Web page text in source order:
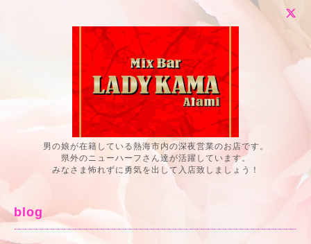
男の娘が在籍している熱海市内の深夜営業のお店です。
県外のニューハーフさん達が活躍しています。
みなさま怖れずに勇気を出して入店致しましょう！
blog